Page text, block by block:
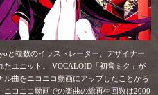
と複数のイラストレーター、デザイナー
たユニット。 VOCALOID「初音ミク」が
ル曲をニコニコ動画にアップしたことから
ニコニコ動画での楽曲の総再生回数は2000